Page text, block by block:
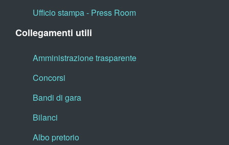
Ufficio stampa - Press Room
Collegamenti utili
Amministrazione trasparente
Concorsi
Bandi di gara
Bilanci
Albo pretorio